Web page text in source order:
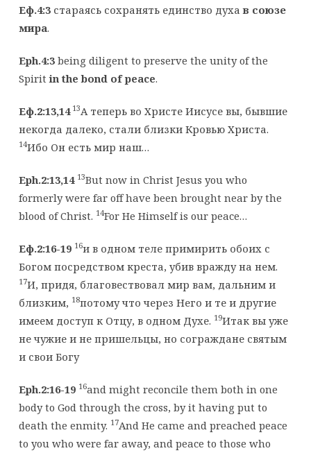
Еф.4:3 стараясь сохранять единство духав союзе
мира.
Eph.4:3being diligent to preserve the unity of the
Spiritin the bond of peace.
Еф.2:13,1413А теперь во Христе Иисусе вы, бывшие
некогда далеко, стали близки Кровью Христа.
14Ибо Он есть мир наш…
Eph.2:13,14 13But now in Christ Jesus you who
formerly were far off have been brought near by the
blood of Christ. 14For He Himself is our peace…
Еф.2:16-19 16и в одном теле примирить обоих с
Богом посредством креста, убив вражду на нем.
17И, придя, благовествовал мир вам, дальним и
близким, 18потому что через Него и те и другие
имеем доступ к Отцу, в одном Духе. 19Итак вы уже
не чужие и не пришельцы, но сограждане святым
и свои Богу
Eph.2:16-19 16and might reconcile them both in one
body to God through the cross, by it having put to
death the enmity. 17And He came and preached peace
to you who were far away, and peace to those who